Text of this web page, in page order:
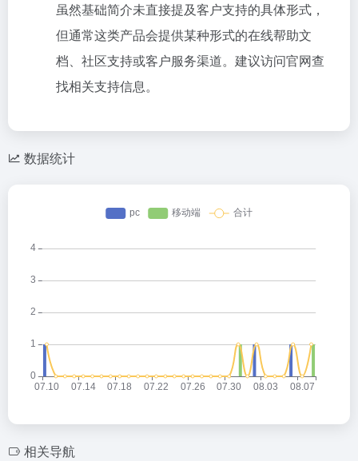
虽然基础简介未直接提及客户支持的具体形式，
但通常这类产品会提供某种形式的在线帮助文
档、社区支持或客户服务渠道。建议访问官网查
找相关支持信息。
数据统计
相关导航